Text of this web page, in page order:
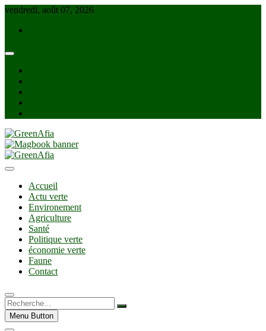
Skip
content
vendredi, août 07, 2026
GreenAfia
Accueil
Actu verte
Environement
Agriculture
Santé
Politique verte
économie verte
Faune
Contact
Recherche…
Menu Button